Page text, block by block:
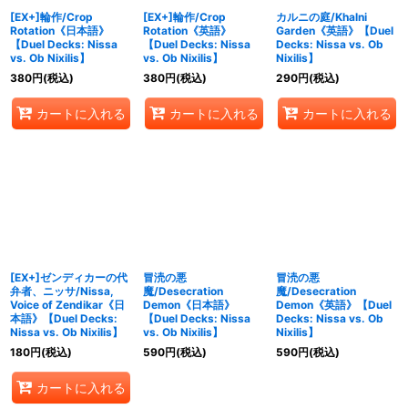
絞り込む
[EX+]輪作/Crop
Rotation《日本語》
【Duel Decks: Nissa
vs. Ob Nixilis】
380円(税込)
カートに入れる
[EX+]輪作/Crop
Rotation《英語》
【Duel Decks: Nissa
vs. Ob Nixilis】
380円(税込)
カートに入れる
カルニの庭/Khalni
Garden《英語》【Duel
Decks: Nissa vs. Ob
Nixilis】
290円(税込)
カートに入れる
[EX+]ゼンディカーの代
弁者、ニッサ/Nissa,
Voice of Zendikar《日
本語》【Duel Decks:
Nissa vs. Ob Nixilis】
180円(税込)
カートに入れる
冒涜の悪
魔/Desecration
Demon《日本語》
【Duel Decks: Nissa
vs. Ob Nixilis】
590円(税込)
冒涜の悪
魔/Desecration
Demon《英語》【Duel
Decks: Nissa vs. Ob
Nixilis】
590円(税込)